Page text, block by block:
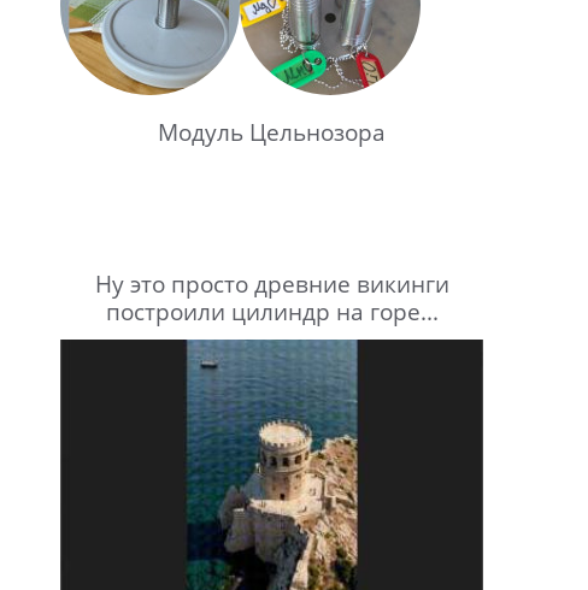
Модуль Цельнозора
Ну это просто древние викинги
построили цилиндр на горе...